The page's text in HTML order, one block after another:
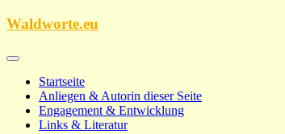
Zum
Waldworte.eu
Startseite
Anliegen & Autorin dieser Seite
Engagement & Entwicklung
Links & Literatur